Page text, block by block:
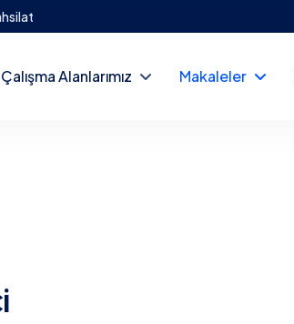
Çalışma Alanlarımız Makaleler